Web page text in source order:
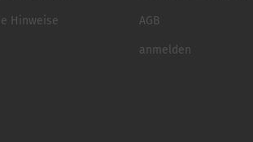
Hinweise AGB
anmelden